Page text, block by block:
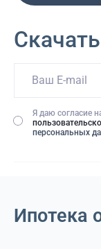
Я даю согласие
персональных
Ипотека